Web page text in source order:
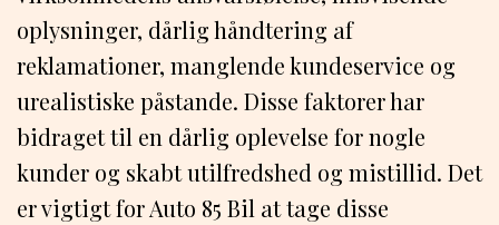
oplysninger, dårlig håndtering af
reklamationer, manglende kundeservice og
urealistiske påstande. Disse faktorer har
bidraget til en dårlig oplevelse for nogle
kunder og skabt utilfredshed og mistillid. Det
er vigtigt for Auto 85 Bil at tage disse